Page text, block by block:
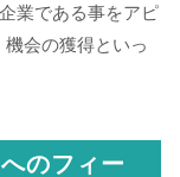
業である事をアピ
会の獲得といっ
のフィー